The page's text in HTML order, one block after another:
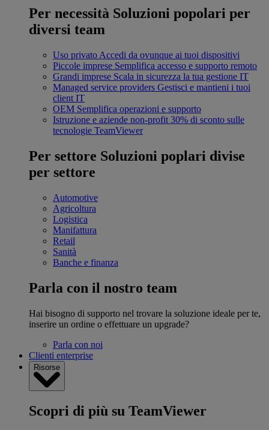
Per necessità Soluzioni popolari per
diversi team
Uso privato Accedi da ovunque ai tuoi dispositivi
Piccole imprese Semplifica accesso e supporto remoto
Grandi imprese Scala in sicurezza la tua gestione IT
Managed service providers Gestisci e mantieni i tuoi
client IT
OEM Semplifica operazioni e supporto
Istruzione e aziende non-profit 30% di sconto sulle
tecnologie TeamViewer
Per settore Soluzioni poplari divise
per settore
Automotive
Agricoltura
Logistica
Manifattura
Retail
Sanità
Banche e finanza
Parla con il nostro team
Hai bisogno di supporto nel trovare la soluzione ideale per te,
inserire un ordine o effettuare un upgrade?
Parla con noi
Clienti enterprise
Risorse
Scopri di più su TeamViewer